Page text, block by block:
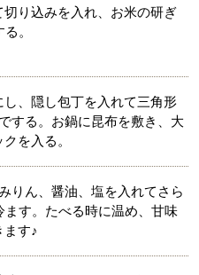
り込みを入れ、お米の研ぎ
。
、隠し包丁を入れて三角形
する。お鍋に昆布を敷き、大
を入る。
りん、醤油、塩を入れてさら
ます。たべる時に温め、甘味
す♪